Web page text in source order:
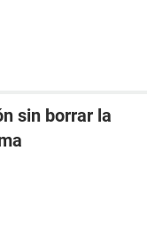
sin borrar la